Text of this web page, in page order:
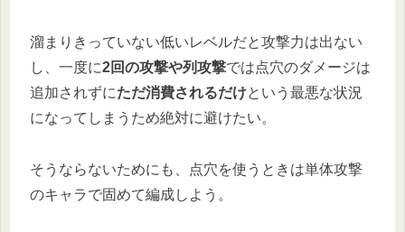
溜まりきっていない低いレベルだと攻撃力は出ない
し、一度に2回の攻撃や列攻撃では点穴のダメージは
追加されずにただ消費されるだけという最悪な状況
になってしまうため絶対に避けたい。
そうならないためにも、点穴を使うときは単体攻撃
のキャラで固めて編成しよう。